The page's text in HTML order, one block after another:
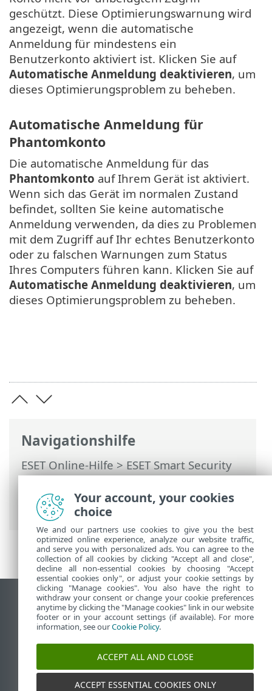
Navigationshilfe
ESET Online-Hilfe>ESET Smart Security
Premium>Arbeiten mit ESET Smart
Security Premium>Einstellungen>
Sicherheits-Tools > Anti-Theft
geschützt. Diese Optimierungswarnung wird
angezeigt, wenn die automatische
Anmeldung für mindestens ein
Benutzerkonto aktiviert ist. Klicken Sie auf
Automatische Anmeldung deaktivieren, um
dieses Optimierungsproblem zu beheben.
Automatische Anmeldung für
Phantomkonto
Die automatische Anmeldung für das
Phantomkonto auf Ihrem Gerät ist aktiviert.
Wenn sich das Gerät im normalen Zustand
befindet, sollten Sie keine automatische
Anmeldung verwenden, da dies zu Problemen
mit dem Zugriff auf Ihr echtes Benutzerkonto
oder zu falschen Warnungen zum Status
Ihres Computers führen kann. Klicken Sie auf
Automatische Anmeldung deaktivieren, um
dieses Optimierungsproblem zu beheben.
Desktop-Site anzeigen
End of Life
ESET Knowledgebase
ESET-Forum
ESET Status Portal
Regionaler Support
Your account, your cookies
choice
We and our partners use cookies to give you the best
optimized online experience, analyze our website traffic,
and serve you with personalized ads. You can agree to the
collection of all cookies by clicking "Accept all and close",
decline all non-essential cookies by choosing "Accept
essential cookies only", or adjust your cookie settings by
clicking "Manage cookies". You also have the right to
withdraw your consent or change your cookie preferences
anytime by clicking the "Manage cookies" link in our website
footer or in your account settings (if available). For more
information, see ourCookie Policy.
ACCEPT ALL AND CLOSE
ACCEPT ESSENTIAL COOKIES ONLY